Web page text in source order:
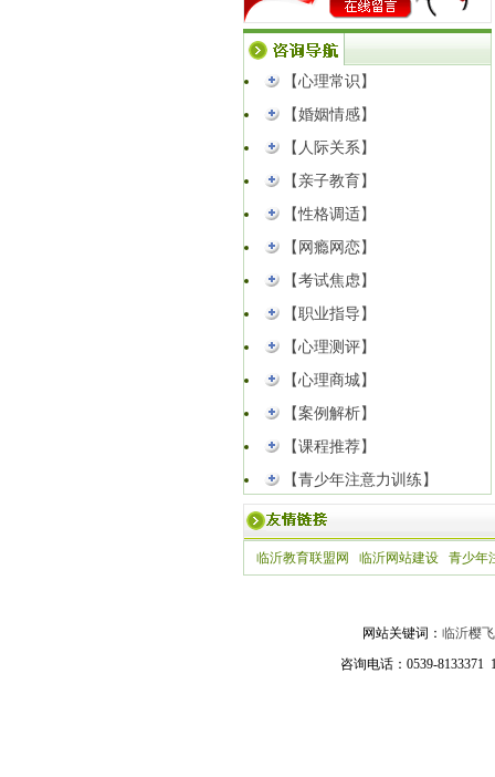
以心解婚姻矛盾｜高新区妇联公益心理
课堂圆满开讲！
同事背后说你坏话？3种高情商回应，戒
【心理常识】
【婚姻情感】
【人际关系】
【亲子教育】
【性格调适】
【网瘾网恋】
【考试焦虑】
【职业指导】
【心理测评】
【心理商城】
【案例解析】
【课程推荐】
【青少年注意力训练】
临沂教育联盟网 临沂网站建设 青少年
网站关键词： 临沂樱
咨询电话：0539-